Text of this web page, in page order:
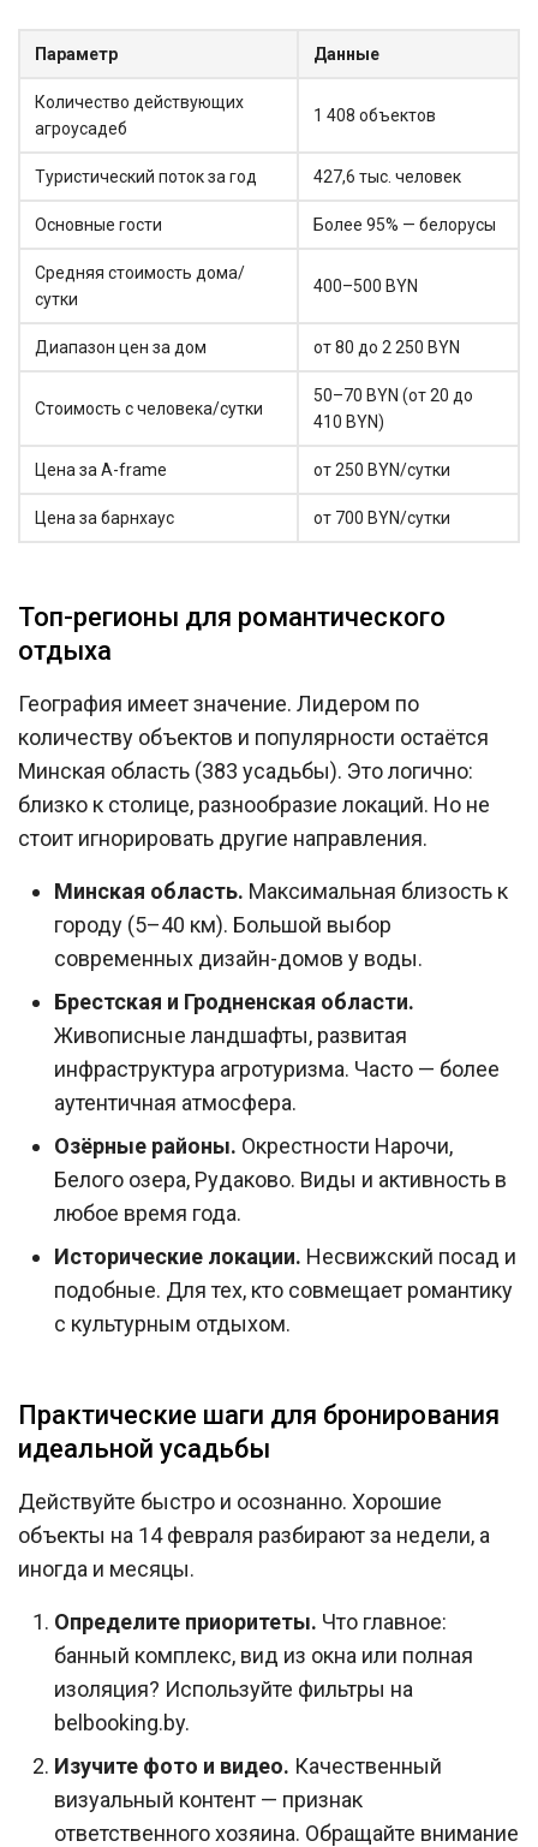
Параметр Данные
Количество действующих
агроусадеб
1 408 объектов
Туристический поток за год 427,6 тыс. человек
Основные гости Более 95% — белорусы
Средняя стоимость дома/
сутки
400–500 BYN
Диапазон цен за дом от 80 до 2 250 BYN
Стоимость с человека/сутки
50–70 BYN (от 20 до
410 BYN)
Цена за A-frame от 250 BYN/сутки
Цена за барнхаус от 700 BYN/сутки
Топ-регионы для романтического
отдыха
География имеет значение. Лидером по
количеству объектов и популярности остаётся
Минская область (383 усадьбы). Это логично:
близко к столице, разнообразие локаций. Но не
стоит игнорировать другие направления.
Минская область. Максимальная близость к
городу (5–40 км). Большой выбор
современных дизайн-домов у воды.
Брестская и Гродненская области.
Живописные ландшафты, развитая
инфраструктура агротуризма. Часто — более
аутентичная атмосфера.
Озёрные районы. Окрестности Нарочи,
Белого озера, Рудаково. Виды и активность в
любое время года.
Исторические локации. Несвижский посад и
подобные. Для тех, кто совмещает романтику
с культурным отдыхом.
Практические шаги для бронирования
идеальной усадьбы
Действуйте быстро и осознанно. Хорошие
объекты на 14 февраля разбирают за недели, а
иногда и месяцы.
Определите приоритеты. Что главное:
банный комплекс, вид из окна или полная
изоляция? Используйте фильтры на
belbooking.by.
Изучите фото и видео. Качественный
визуальный контент — признак
ответственного хозяина. Обращайте внимание